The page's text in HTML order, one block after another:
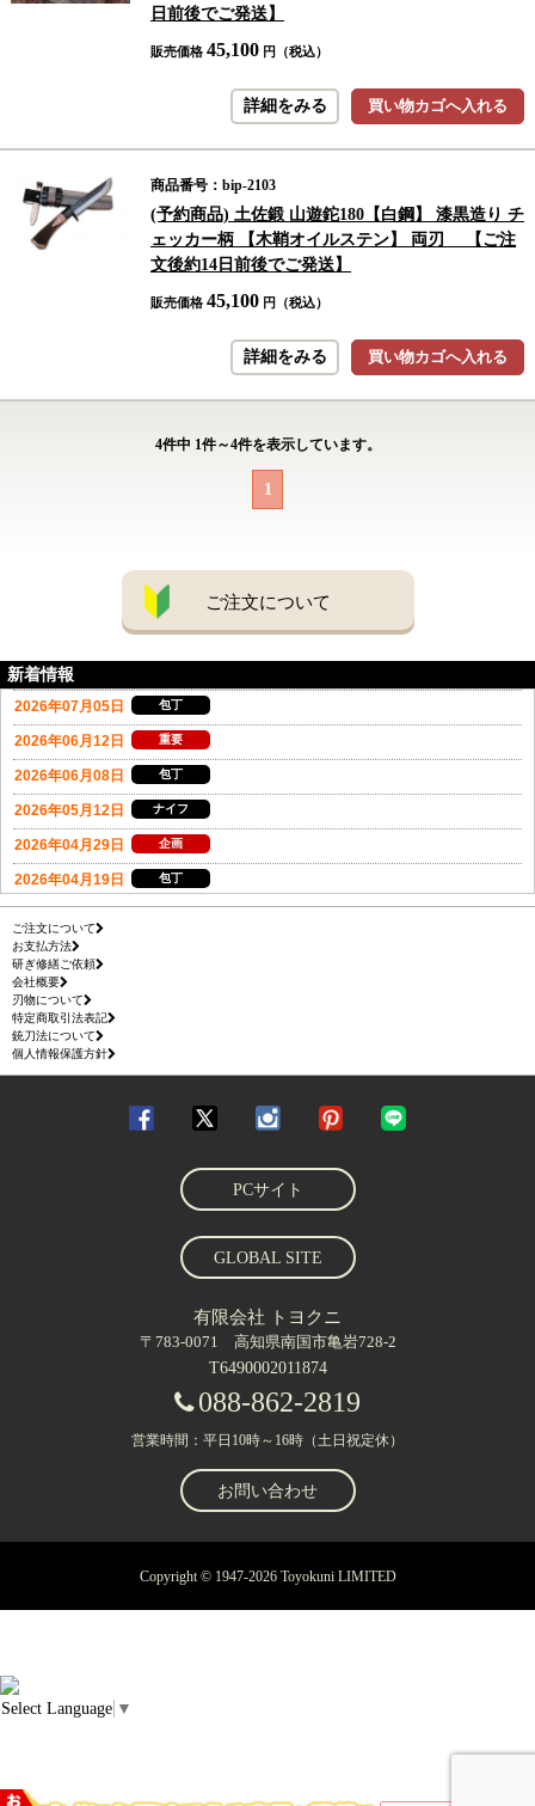
日前後でご発送】
販売価格 45,100 円（税込）
買い物カゴへ入れる
詳細をみる
商品番号：bip-2103
(予約商品) 土佐鍛 山遊鉈180【白鋼】 漆黒造り チ
ェッカー柄 【木鞘オイルステン】 両刃 【ご注
文後約14日前後でご発送】
販売価格 45,100 円（税込）
買い物カゴへ入れる
詳細をみる
4件中 1件～4件を表示しています。
1
ご注文について
新着情報
ご注文について
お支払方法
研ぎ修繕ご依頼
会社概要
刃物について
特定商取引法表記
銃刀法について
個人情報保護方針
PCサイト
GLOBAL SITE
有限会社 トヨクニ
〒783-0071 高知県南国市亀岩728-2
T6490002011874
088-862-2819
営業時間：平日10時～16時（土日祝定休）
お問い合わせ
Copyright © 1947-2026 Toyokuni LIMITED
Select Language ▼